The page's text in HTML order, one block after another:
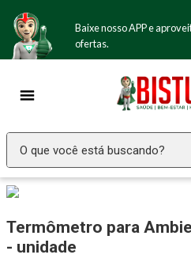
Baixe nosso APP e
ofertas.
O que você está buscando?
Termômetro para
- unidade
2º Fralda Geriatrica